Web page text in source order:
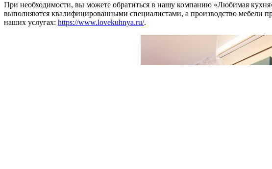
При необходимости, вы можете обратиться в нашу компанию «Любимая
выполняются квалифицированными специалистами, а производство мебели
наших услугах: https://www.lovekuhnya.ru/.